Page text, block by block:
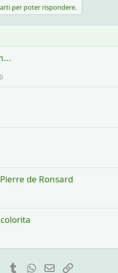
per poter rispondere.
de Ronsard
PinterestTumblrWhatsApp
e-mail